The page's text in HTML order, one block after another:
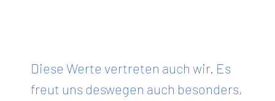
Diese Werte vertreten auch wir. Es
freut uns deswegen auch besonders,